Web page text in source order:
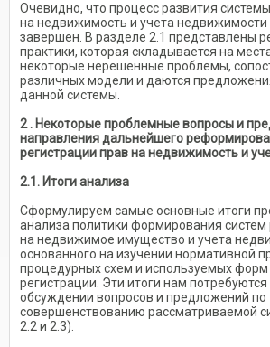
Очевидно, что процесс развития
на недвижимость и учета
завершен. В разделе 2.1 представлены
практики, которая складывается на
некоторые нерешенные проблемы,
различных модели и даются
данной системы.
2 . Некоторые проблемные вопросы и
направления дальнейшего
регистрации прав на недвижимость и
2.1. Итоги анализа
Сформулируем самые основные итоги
анализа политики формирования систем
на недвижимое имущество и учета
основанного на изучении нормативной
процедурных схем и используемых форм
регистрации. Эти итоги нам
обсуждении вопросов и предложений по
совершенствованию рассматриваемой
2.2 и 2.3).